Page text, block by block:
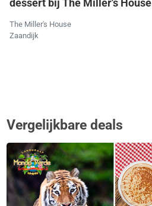
dessert bij The Miller's House
The Miller's House
Zaandijk
Vergelijkbare deals